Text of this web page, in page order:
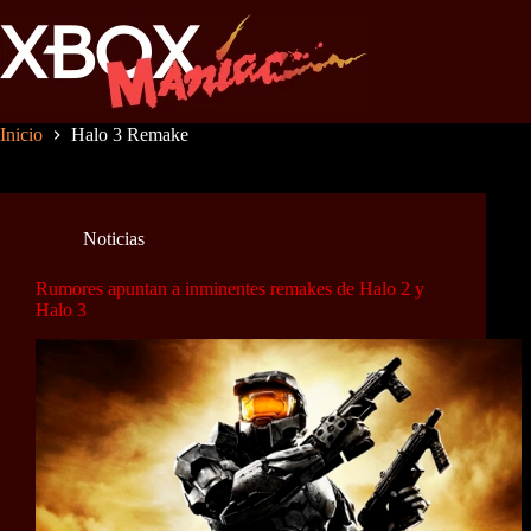
al
contenido
Inicio Halo 3 Remake
Noticias
Rumores apuntan a inminentes remakes de Halo 2 y
Halo 3